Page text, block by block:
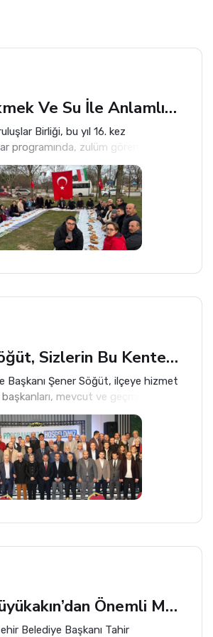
Zeytin, Ekmek Ve Su İle Anlamlı İftar
Birliği, bu yıl 16. kez
programında, zulüm gören
çekti.
Başkan Söğüt, Sizlerin Bu Kente Emeği Büyük
Başkanı Şener Söğüt, ilçeye hizmet
mevcut ve geçmiş
yapmış meclis üyeleri ve
ağırladı.
Başkan Büyükakın’dan Önemli Mesajlar
Belediye Başkanı Tahir